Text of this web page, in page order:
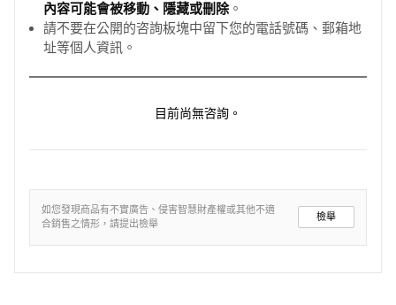
內容可能會被移動、隱藏或刪除。
請不要在公開的咨詢板塊中留下您的電話號碼、郵箱地
址等個人資訊。
目前尚無咨詢。
如您發現商品有不實廣告、侵害智慧財產權或其他不適
合銷售之情形，請提出檢舉
檢舉